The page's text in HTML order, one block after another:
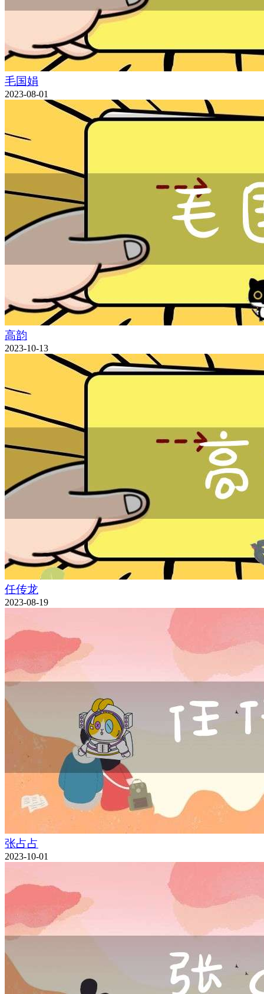
毛国娟
2023-08-01
高韵
2023-10-13
任传龙
2023-08-19
张占占
2023-10-01